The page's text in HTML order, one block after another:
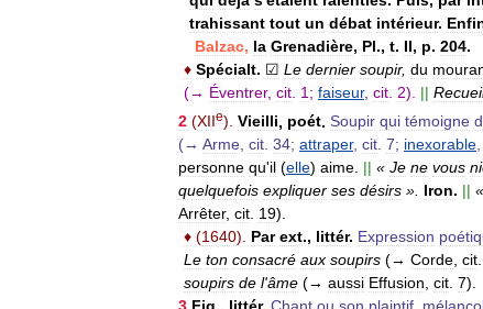
trahissant tout un débat intérieur.
Balzac, la Grenadière, Pl., t. II, p. 204.
♦ Spécialt. ☑ Le dernier soupir, du
(→ Éventrer, cit 1 ; faiseur, cit 2). ||
2 (XIIe). Vieilli, poét. Soupir qui témoigne d
(→ Arme, cit. 34; attraper, cit. 7; inexorable,
personne qu'il (elle) aime. || « Je ne vous
quelquefois expliquer ses désirs ». Iron. || «
Arrêter, cit. 19).
♦ (1640). Par ext., littér. Expression
Le ton consacré aux soupirs (→ Corde, cit.
soupirs de l'âme (→ aussi Effusion, cit. 7).